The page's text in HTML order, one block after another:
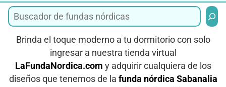
Brinda el toque moderno a tu dormitorio con solo
ingresar a nuestra tienda virtual
LaFundaNordica.com y adquirir cualquiera de los
diseños que tenemos de la funda nórdica Sabanalia